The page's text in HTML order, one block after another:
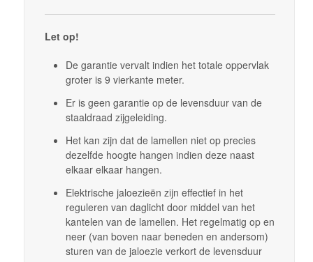
Let op!
De garantie vervalt indien het totale oppervlak
groter is 9 vierkante meter.
Er is geen garantie op de levensduur van de
staaldraad zijgeleiding.
Het kan zijn dat de lamellen niet op precies
dezelfde hoogte hangen indien deze naast
elkaar elkaar hangen.
Elektrische jaloezieën zijn effectief in het
reguleren van daglicht door middel van het
kantelen van de lamellen. Het regelmatig op en
neer (van boven naar beneden en andersom)
sturen van de jaloezie verkort de levensduur